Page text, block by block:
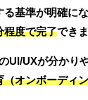
基準が明確に
程度で完了でき
UI/UXが分かりや
（オンボーディ